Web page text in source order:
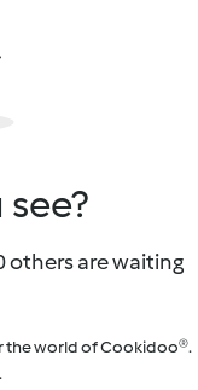
others are waiting
the world of Cookidoo®.